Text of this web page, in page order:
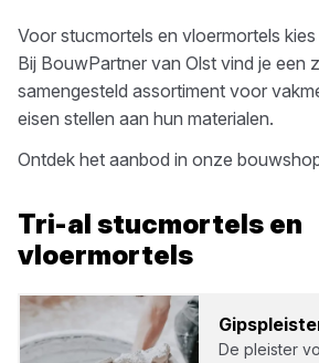
Voor stucmortels en vloermortels kies
Bij BouwPartner van Olst vind je een
samengesteld assortiment voor
eisen stellen aan hun materialen.
Ontdek het aanbod in onze
Tri-al stucmortels en
vloermortels
De pleister